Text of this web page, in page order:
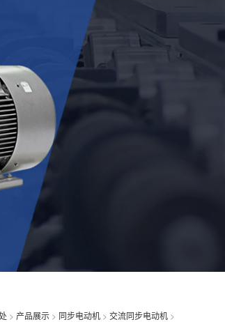
> 产品展示 > 同步电动机 > 交流同步电动机 >